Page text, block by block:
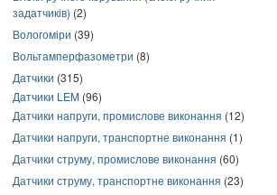
задатчиків) (2)
Вологоміри (39)
Вольтамперфазометри (8)
Датчики (315)
Датчики LEM (96)
Датчики напруги, промислове виконання (12)
Датчики напруги, транспортне виконання (1)
Датчики струму, промислове виконання (60)
Датчики струму, транспортне виконання (23)